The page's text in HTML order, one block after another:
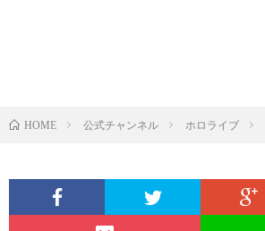
HOME 公式チャンネル ホロライブ